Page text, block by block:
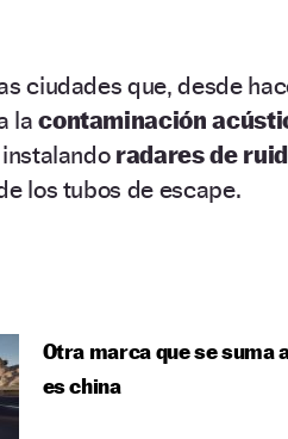
ciudades que, desde
la contaminación
radares de
los tubos de escape.
Otra marca que se suma
es china